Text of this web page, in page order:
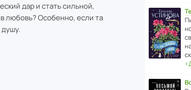
дар и стать сильной,
любовь? Особенно, если та
‹